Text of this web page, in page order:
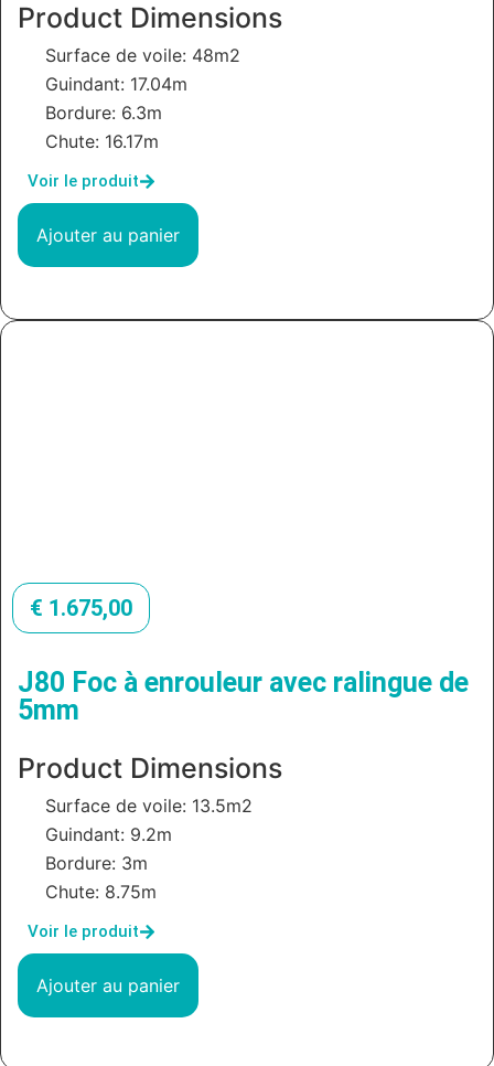
Product Dimensions
Surface de voile: 48m2
Guindant: 17.04m
Bordure: 6.3m
Chute: 16.17m
Voir le produit
Ajouter au panier
€ 1.675,00
J80 Foc à enrouleur avec ralingue de
5mm
Product Dimensions
Surface de voile: 13.5m2
Guindant: 9.2m
Bordure: 3m
Chute: 8.75m
Voir le produit
Ajouter au panier